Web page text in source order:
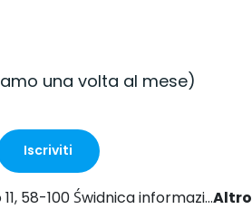
una volta al mese)
Iscriviti
398 della legge del 12 luglio 2024 sul diritto delle comunicazioni elettroniche. Altro